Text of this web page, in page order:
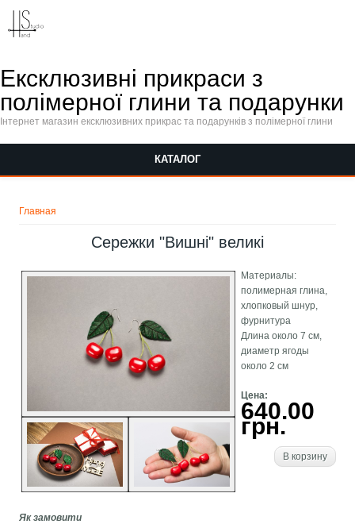
Ексклюзивні прикраси з
полімерної глини та подарунки
Інтернет магазин ексклюзивних прикрас та подарунків з полімерної глини
КАТАЛОГ
Главная
Сережки "Вишні" великі
Материалы:
полимерная глина,
хлопковый шнур,
фурнитура
Длина около 7 см,
диаметр ягоды
около 2 см
Цена:
640.00
грн.
В корзину
Як замовити